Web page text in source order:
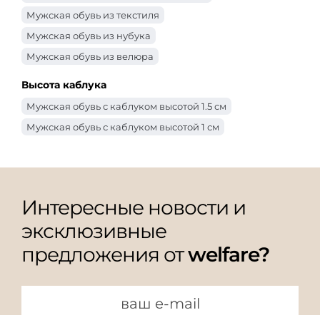
Мужская обувь из текстиля
Мужская обувь из нубука
Мужская обувь из велюра
Высота каблука
Мужская обувь с каблуком высотой 1.5 см
Мужская обувь с каблуком высотой 1 см
Интересные новости и
эксклюзивные
предложения отwelfare?